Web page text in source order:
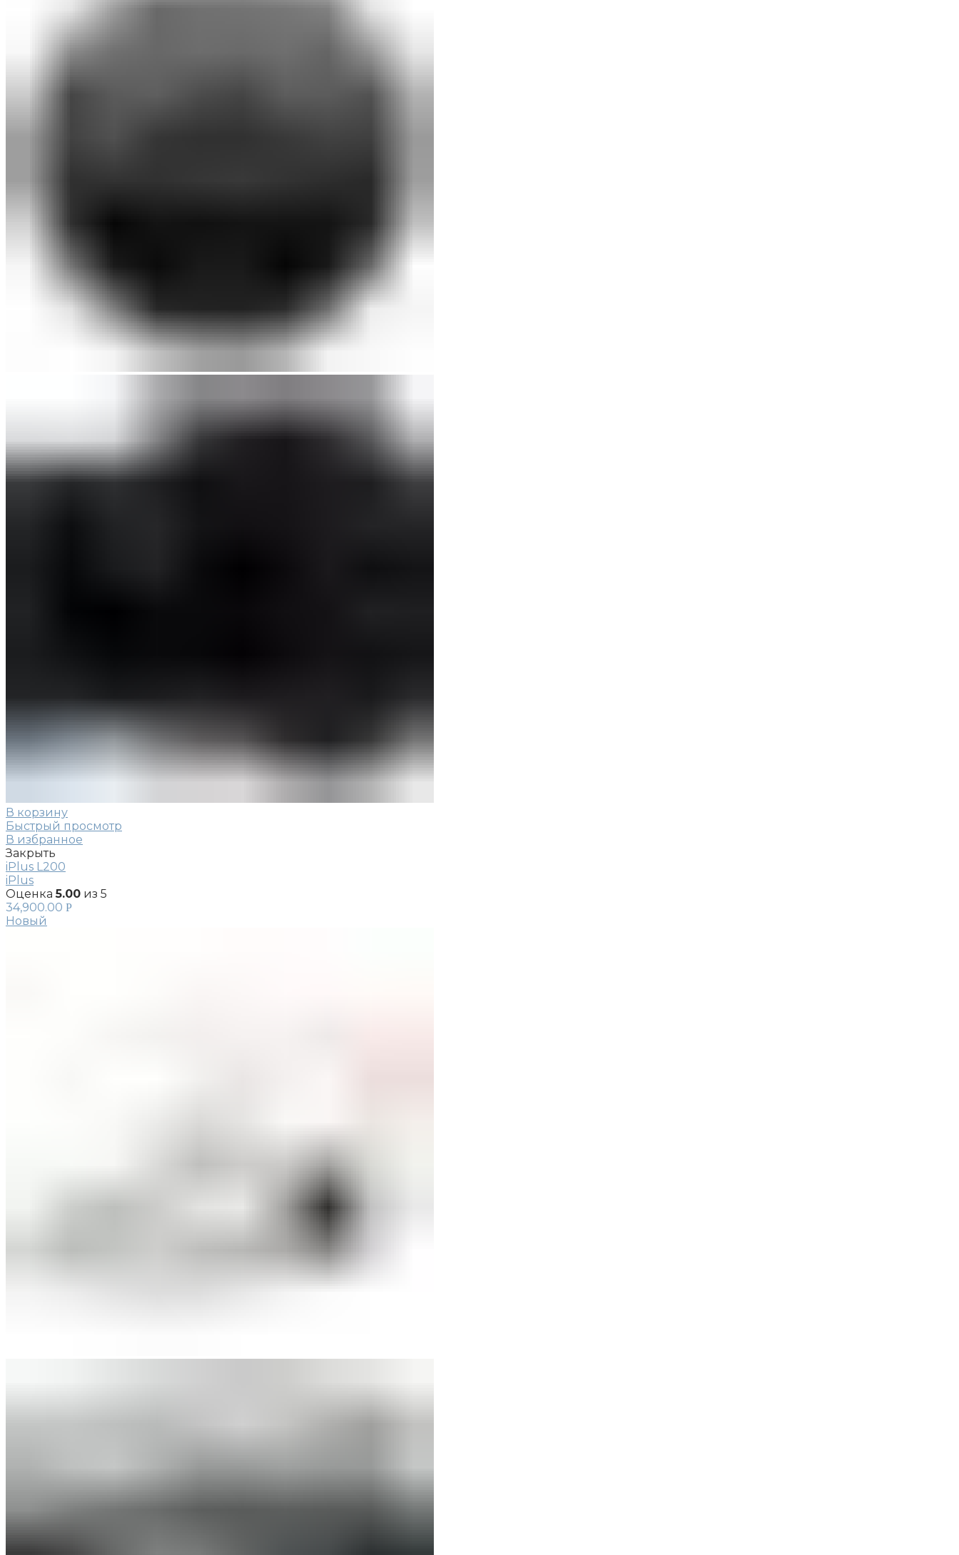
В корзину
Быстрый просмотр
В избранное
Закрыть
iPlus L200
iPlus
Оценка5.00 из 5
34,900.00 Р
Новый